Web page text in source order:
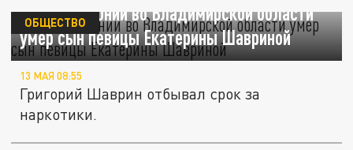
Shot: в колонии во Владимирской области
умер сын певицы Екатерины Шавриной
ОБЩЕСТВО
13 МАЯ 08:55
Григорий Шаврин отбывал срок за
наркотики.